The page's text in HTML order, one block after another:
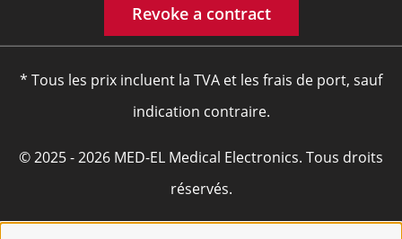
Revoke a contract
* Tous les prix incluent la TVA et les frais de port, sauf
indication contraire.
© 2025 - 2026 MED-EL Medical Electronics. Tous droits
réservés.